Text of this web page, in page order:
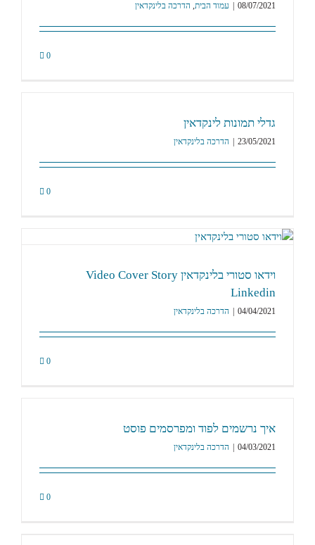
08/07/2021 עמוד הבית, הדרכה בלינקדאין
0
גדלי תמונות לינקדאין
23/05/2021 הדרכה בלינקדאין
0
וידאו סטורי בלינקדאין Video Cover Story
Linkedin
04/04/2021 הדרכה בלינקדאין
0
איך נרשמים לפוד ומפרסמים פוסט
04/03/2021 הדרכה בלינקדאין
0